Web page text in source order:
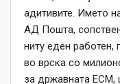
адитивите. Името
АД Пошта,
ниту еден работен,
во врска со
за државната ЕСМ,